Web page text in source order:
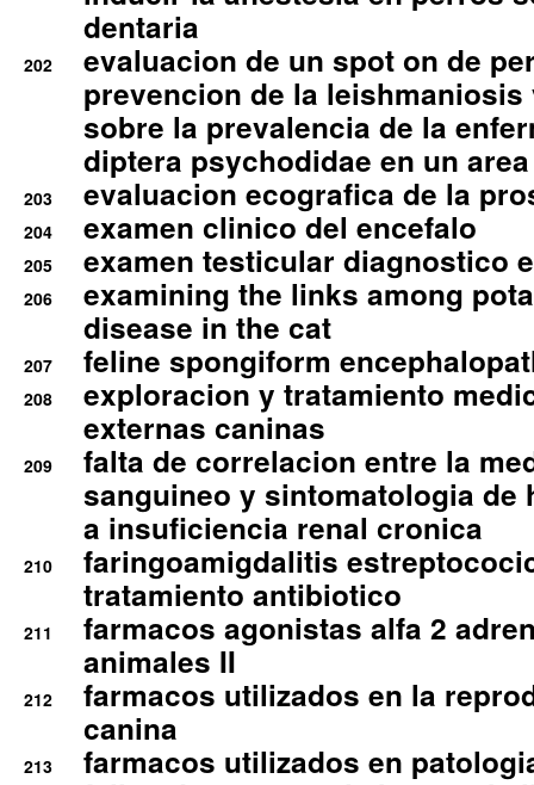
dentaria
202
evaluacion de un spot on de
prevencion de la
sobre la prevalencia de la
diptera psychodidae en un
203 evaluacion ecografica de la
204 examen clinico del encefalo
205 examen testicular diagnostico
206
examining the links among
disease in the cat
207 feline spongiform
208
exploracion y tratamiento
externas caninas
209
falta de correlacion entre la
sanguineo y sintomatologia de
a insuficiencia renal cronica
210
faringoamigdalitis
tratamiento antibiotico
211
farmacos agonistas alfa 2
animales II
212
farmacos utilizados en la
canina
213 farmacos utilizados en